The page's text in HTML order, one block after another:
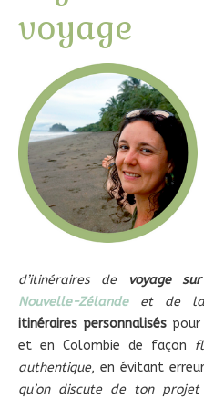
voyage
d’itinéraires de
voyage
Nouvelle-Zélandeet de
itinéraires personnalisés
et en Colombie de façon
authentique, en évitant
qu’on discute de ton